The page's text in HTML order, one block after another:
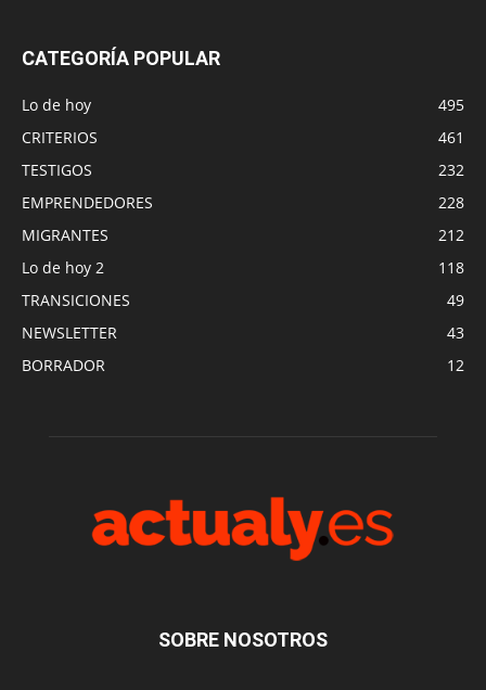
CATEGORÍA POPULAR
Lo de hoy
495
CRITERIOS
461
TESTIGOS
232
EMPRENDEDORES
228
MIGRANTES
212
Lo de hoy 2
118
TRANSICIONES
49
NEWSLETTER
43
BORRADOR
12
SOBRE NOSOTROS